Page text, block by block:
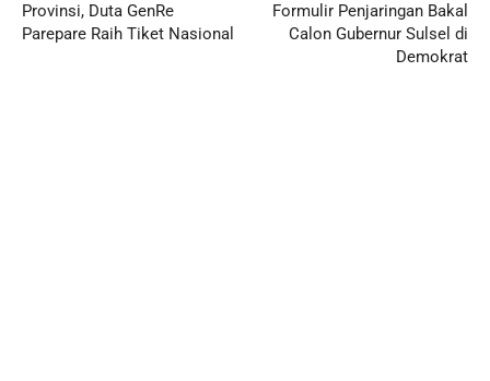
Provinsi, Duta GenRe
Parepare Raih Tiket Nasional
Formulir Penjaringan Bakal
Calon Gubernur Sulsel di
Demokrat